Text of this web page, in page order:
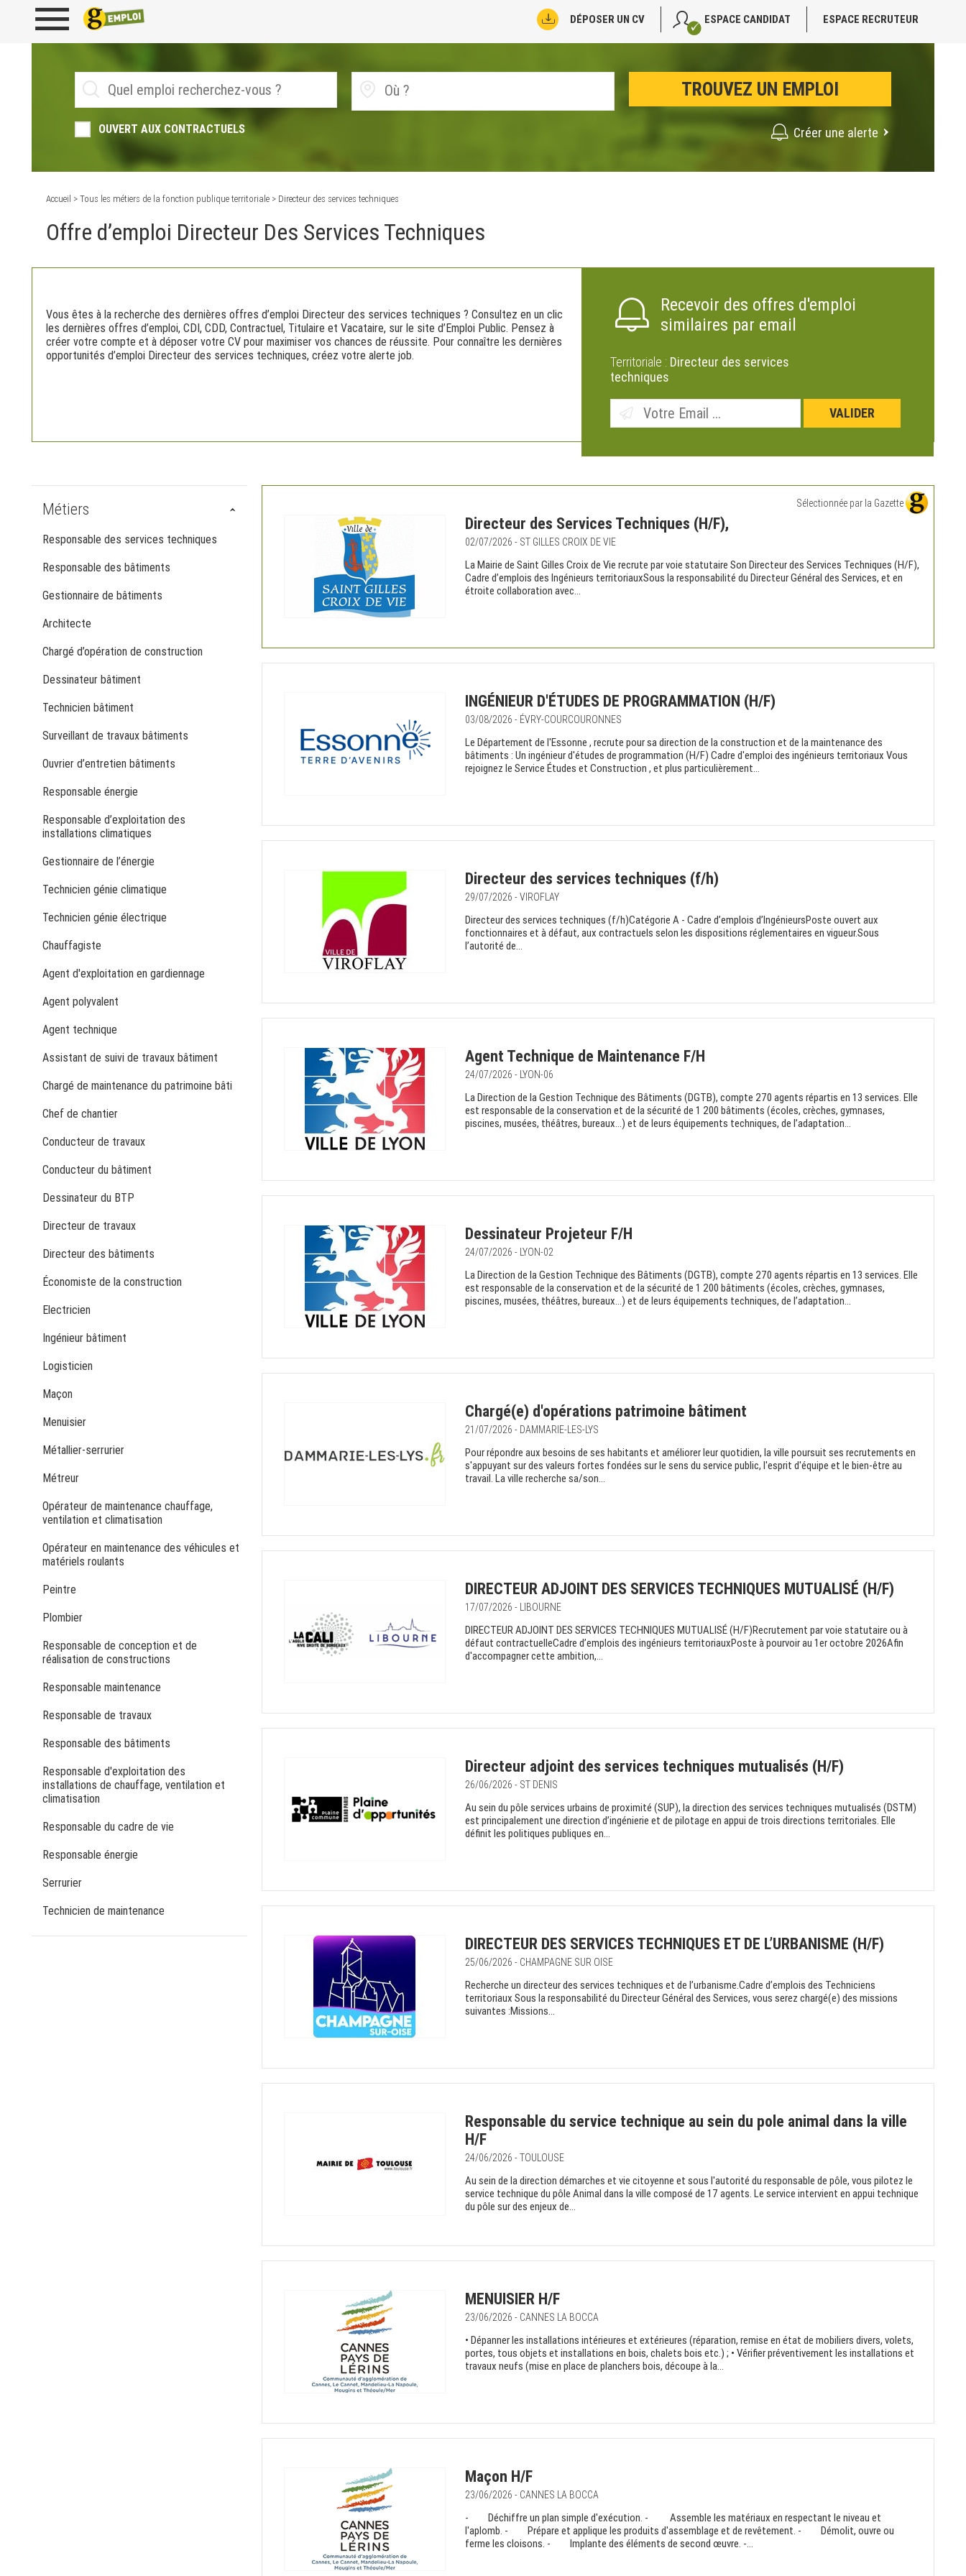
DÉPOSER UN CV ESPACE CANDIDAT ESPACE RECRUTEUR
OUVERT AUX CONTRACTUELS Créer une alerte
Accueil > Tous les métiers de la fonction publique territoriale > Directeur des services techniques
Offre d’emploi Directeur Des Services Techniques
Vous êtes à la recherche des dernières offres d’emploi Directeur des services techniques ? Consultez en un clic
les dernières offres d’emploi, CDI, CDD, Contractuel, Titulaire et Vacataire, sur le site d’Emploi Public. Pensez à
créer votre compte et à déposer votre CV pour maximiser vos chances de réussite. Pour connaître les dernières
opportunités d’emploi Directeur des services techniques, créez votre alerte job.
Recevoir des offres d'emploi
similaires par email
Territoriale : Directeur des services
techniques
Métiers
Responsable des services techniques
Responsable des bâtiments
Gestionnaire de bâtiments
Architecte
Chargé d’opération de construction
Dessinateur bâtiment
Technicien bâtiment
Surveillant de travaux bâtiments
Ouvrier d’entretien bâtiments
Responsable énergie
Responsable d’exploitation des
installations climatiques
Gestionnaire de l’énergie
Technicien génie climatique
Technicien génie électrique
Chauffagiste
Agent d'exploitation en gardiennage
Agent polyvalent
Agent technique
Assistant de suivi de travaux bâtiment
Chargé de maintenance du patrimoine bâti
Chef de chantier
Conducteur de travaux
Conducteur du bâtiment
Dessinateur du BTP
Directeur de travaux
Directeur des bâtiments
Économiste de la construction
Electricien
Ingénieur bâtiment
Logisticien
Maçon
Menuisier
Métallier-serrurier
Métreur
Opérateur de maintenance chauffage,
ventilation et climatisation
Opérateur en maintenance des véhicules et
matériels roulants
Peintre
Plombier
Responsable de conception et de
réalisation de constructions
Responsable maintenance
Responsable de travaux
Responsable des bâtiments
Responsable d'exploitation des
installations de chauffage, ventilation et
climatisation
Responsable du cadre de vie
Responsable énergie
Serrurier
Technicien de maintenance
Sélectionnée par la Gazette
Directeur des Services Techniques (H/F),
02/07/2026 - ST GILLES CROIX DE VIE
La Mairie de Saint Gilles Croix de Vie recrute par voie statutaire Son Directeur des Services Techniques (H/F),
Cadre d’emplois des Ingénieurs territoriauxSous la responsabilité du Directeur Général des Services, et en
étroite collaboration avec...
INGÉNIEUR D'ÉTUDES DE PROGRAMMATION (H/F)
03/08/2026 - ÉVRY-COURCOURONNES
Le Département de l'Essonne , recrute pour sa direction de la construction et de la maintenance des
bâtiments : Un ingénieur d'études de programmation (H/F) Cadre d'emploi des ingénieurs territoriaux Vous
rejoignez le Service Études et Construction , et plus particulièrement...
Directeur des services techniques (f/h)
29/07/2026 - VIROFLAY
Directeur des services techniques (f/h)Catégorie A - Cadre d’emplois d’IngénieursPoste ouvert aux
fonctionnaires et à défaut, aux contractuels selon les dispositions réglementaires en vigueur.Sous
l’autorité de...
Agent Technique de Maintenance F/H
24/07/2026 - LYON-06
La Direction de la Gestion Technique des Bâtiments (DGTB), compte 270 agents répartis en 13 services. Elle
est responsable de la conservation et de la sécurité de 1 200 bâtiments (écoles, crèches, gymnases,
piscines, musées, théâtres, bureaux…) et de leurs équipements techniques, de l’adaptation...
Dessinateur Projeteur F/H
24/07/2026 - LYON-02
La Direction de la Gestion Technique des Bâtiments (DGTB), compte 270 agents répartis en 13 services. Elle
est responsable de la conservation et de la sécurité de 1 200 bâtiments (écoles, crèches, gymnases,
piscines, musées, théâtres, bureaux…) et de leurs équipements techniques, de l’adaptation...
Chargé(e) d'opérations patrimoine bâtiment
21/07/2026 - DAMMARIE-LES-LYS
Pour répondre aux besoins de ses habitants et améliorer leur quotidien, la ville poursuit ses recrutements en
s'appuyant sur des valeurs fortes fondées sur le sens du service public, l'esprit d'équipe et le bien-être au
travail. La ville recherche sa/son...
DIRECTEUR ADJOINT DES SERVICES TECHNIQUES MUTUALISÉ (H/F)
17/07/2026 - LIBOURNE
DIRECTEUR ADJOINT DES SERVICES TECHNIQUES MUTUALISÉ (H/F)Recrutement par voie statutaire ou à
défaut contractuelleCadre d’emplois des ingénieurs territoriauxPoste à pourvoir au 1er octobre 2026Afin
d'accompagner cette ambition,...
Directeur adjoint des services techniques mutualisés (H/F)
26/06/2026 - ST DENIS
Au sein du pôle services urbains de proximité (SUP), la direction des services techniques mutualisés (DSTM)
est principalement une direction d’ingénierie et de pilotage en appui de trois directions territoriales. Elle
définit les politiques publiques en...
DIRECTEUR DES SERVICES TECHNIQUES ET DE L’URBANISME (H/F)
25/06/2026 - CHAMPAGNE SUR OISE
Recherche un directeur des services techniques et de l’urbanisme.Cadre d’emplois des Techniciens
territoriaux Sous la responsabilité du Directeur Général des Services, vous serez chargé(e) des missions
suivantes :Missions...
Responsable du service technique au sein du pole animal dans la ville
H/F
24/06/2026 - TOULOUSE
Au sein de la direction démarches et vie citoyenne et sous l'autorité du responsable de pôle, vous pilotez le
service technique du pôle Animal dans la ville composé de 17 agents. Le service intervient en appui technique
du pôle sur des enjeux de...
MENUISIER H/F
23/06/2026 - CANNES LA BOCCA
• Dépanner les installations intérieures et extérieures (réparation, remise en état de mobiliers divers, volets,
portes, tous objets et installations en bois, chalets bois etc.) ; • Vérifier préventivement les installations et
travaux neufs (mise en place de planchers bois, découpe à la...
Maçon H/F
23/06/2026 - CANNES LA BOCCA
- Déchiffre un plan simple d'exécution. - Assemble les matériaux en respectant le niveau et
l'aplomb. - Prépare et applique les produits d'assemblage et de revêtement. - Démolit, ouvre ou
ferme les cloisons. - Implante des éléments de second œuvre. -...